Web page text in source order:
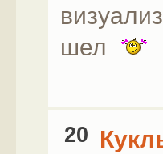
шел
20